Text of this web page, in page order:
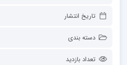
تاریخ انتشار
دسته بندی
تعداد بازدید